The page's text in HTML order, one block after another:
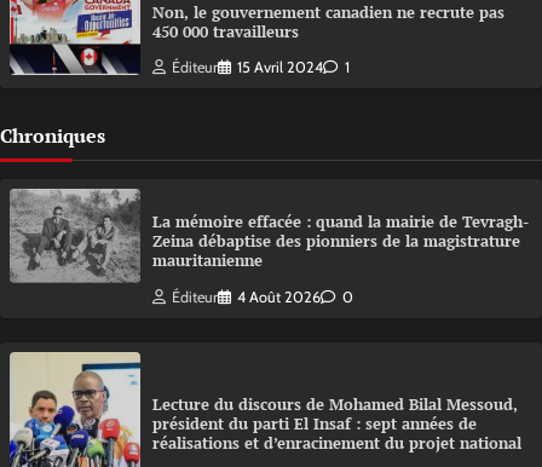
Non, le gouvernement canadien ne recrute pas
450 000 travailleurs
Éditeur 15 Avril 2024 1
Chroniques
La mémoire effacée : quand la mairie de Tevragh-
Zeina débaptise des pionniers de la magistrature
mauritanienne
Éditeur 4 Août 2026 0
Lecture du discours de Mohamed Bilal Messoud,
président du parti El Insaf : sept années de
réalisations et d’enracinement du projet national